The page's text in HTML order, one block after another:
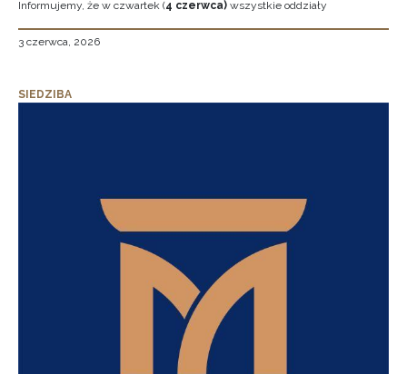
Informujemy, że w czwartek (4 czerwca) wszystkie oddziały
3 czerwca, 2026
SIEDZIBA